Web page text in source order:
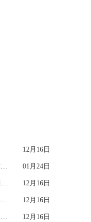
12月16日
? 金凱博入選工業互聯網平臺創新合作中心成員單位 01月24日
? 金凱博2017年新年獻詞——做世界測控行業品牌500強 12月16日
? 金凱博邀您參觀深圳國際充電站（樁）技術設備展覽會 12月16日
? 第五屆深圳國際充電站（樁）技術設備展覽會圓滿落幕 12月16日